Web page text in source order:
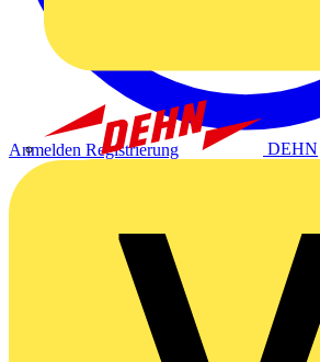
DEHN
Anmelden Registrierung